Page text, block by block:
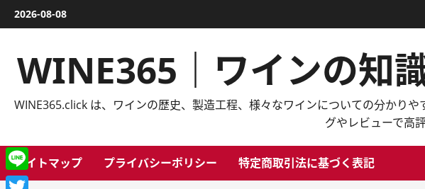
容
2026-08-08
WINE365｜ワインの知
WINE365.click は、ワインの歴史、製造工程、様々なワインについての分かり
グやレビューで高
サイトマップ プライバシーポリシー 特定商取引法に基づく表記
Line